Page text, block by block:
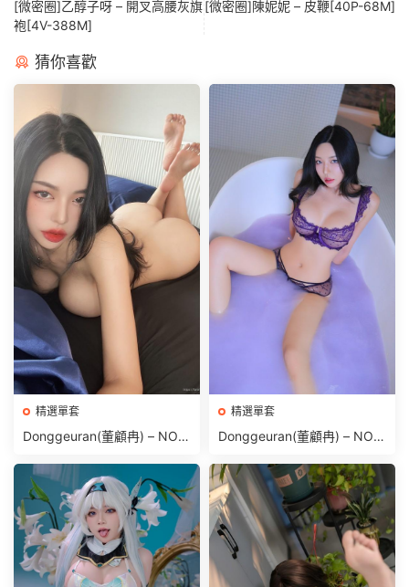
[微密圈]乙醇子呀 – 開叉高腰灰旗
袍[4V-388M]
[微密圈]陳妮妮 – 皮鞭[40P-68M]
猜你喜歡
精選單套
Donggeuran(董顧冉) – NO.0
[657P69V-1.14GB]
精選單套
Donggeuran(董顧冉) – NO.0